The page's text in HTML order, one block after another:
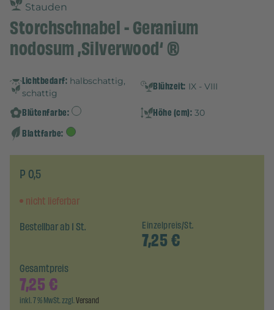
Stauden
Storchschnabel - Geranium
nodosum ‚Silverwood‘ ®
Lichtbedarf: halbschattig,
schattig
Blühzeit: IX - VIII
Blütenfarbe: Höhe (cm): 30
Blattfarbe:
P 0,5
nicht lieferbar
Bestellbar ab 1 St.
Einzelpreis/St.
7,25€
Gesamtpreis
7,25€
inkl. 7 % MwSt. zzgl.Versand